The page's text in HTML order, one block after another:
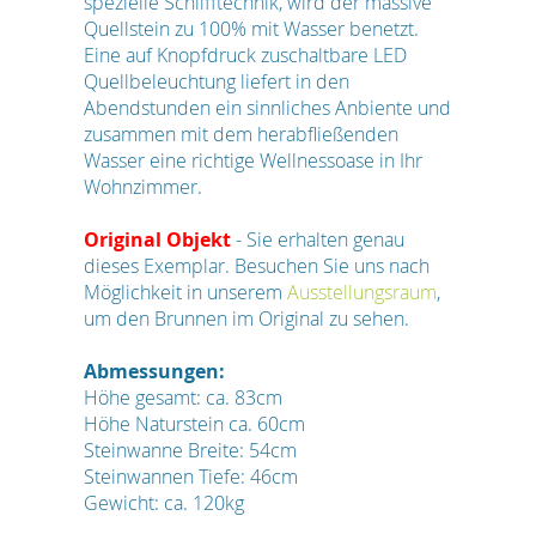
Quellstein zu 100% mit Wasser benetzt.
Eine auf Knopfdruck zuschaltbare LED
Quellbeleuchtung liefert in den
Abendstunden ein sinnliches Anbiente und
zusammen mit dem herabfließenden
Wasser eine richtige Wellnessoase in Ihr
Wohnzimmer.
Original Objekt- Sie erhalten genau
dieses Exemplar. Besuchen Sie uns nach
Möglichkeit in unserem Ausstellungsraum,
um den Brunnen im Original zu sehen.
Abmessungen:
Höhe gesamt: ca. 83cm
Höhe Naturstein ca. 60cm
Steinwanne Breite: 54cm
Steinwannen Tiefe: 46cm
Gewicht: ca. 120kg